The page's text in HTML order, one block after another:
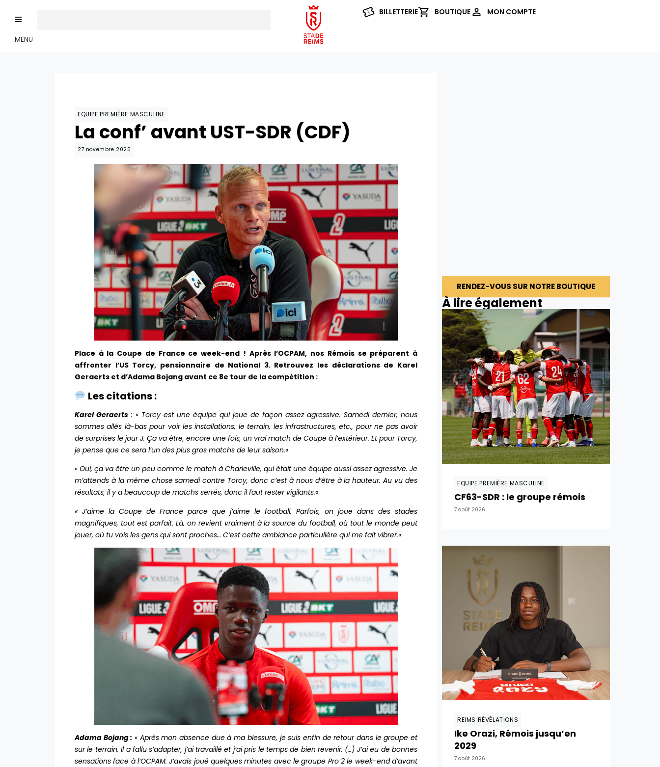
MENU
BILLETTERIE BOUTIQUE MON COMPTE
EQUIPE PREMIÈRE MASCULINE
La conf’ avant UST-SDR (CDF)
27 novembre 2025
Place à la Coupe de France ce week-end ! Après l’OCPAM, nos Rémois se préparent à
affronter l’US Torcy, pensionnaire de National 3. Retrouvez les déclarations de Karel
Geraerts et d’Adama Bojang avant ce 8e tour de la compétition :
Les citations :
Karel Geraerts : « Torcy est une équipe qui joue de façon assez agressive. Samedi dernier, nous
sommes allés là-bas pour voir les installations, le terrain, les infrastructures, etc., pour ne pas avoir
de surprises le jour J. Ça va être, encore une fois, un vrai match de Coupe à l’extérieur. Et pour Torcy,
je pense que ce sera l’un des plus gros matchs de leur saison.«
« Oui, ça va être un peu comme le match à Charleville, qui était une équipe aussi assez agressive. Je
m’attends à la même chose samedi contre Torcy, donc c’est à nous d’être à la hauteur. Au vu des
résultats, il y a beaucoup de matchs serrés, donc il faut rester vigilants.«
« J’aime la Coupe de France parce que j’aime le football. Parfois, on joue dans des stades
magnifiques, tout est parfait. Là, on revient vraiment à la source du football, où tout le monde peut
jouer, où tu vois les gens qui sont proches… C’est cette ambiance particulière qui me fait vibrer.«
Adama Bojang : « Après mon absence due à ma blessure, je suis enfin de retour dans le groupe et
sur le terrain. Il a fallu s’adapter, j’ai travaillé et j’ai pris le temps de bien revenir. (…) J’ai eu de bonnes
sensations face à l’OCPAM. J’avais joué quelques minutes avec le groupe Pro 2 le week-end d’avant
RENDEZ-VOUS SUR NOTRE BOUTIQUE
À lire également
EQUIPE PREMIÈRE MASCULINE
CF63-SDR : le groupe rémois
7 août 2026
REIMS RÉVÉLATIONS
Ike Orazi, Rémois jusqu’en
2029
7 août 2026